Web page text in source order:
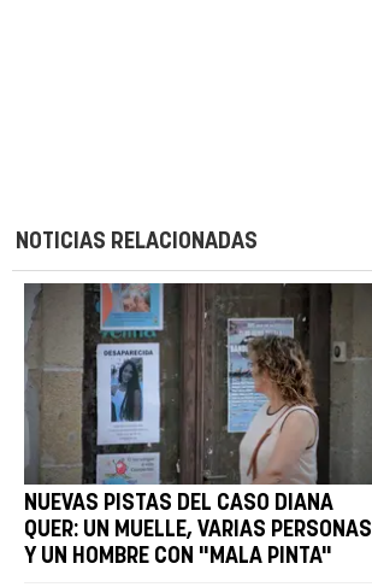
NOTICIAS RELACIONADAS
NUEVAS PISTAS DEL CASO DIANA
QUER: UN MUELLE, VARIAS PERSONAS
Y UN HOMBRE CON "MALA PINTA"